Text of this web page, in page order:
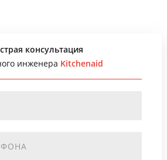
консультация
инженера Kitchenaid